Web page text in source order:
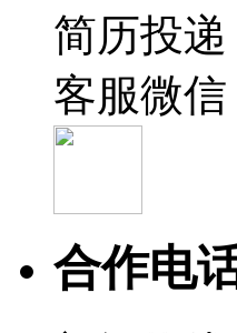
简历投递
客服微信
合作电